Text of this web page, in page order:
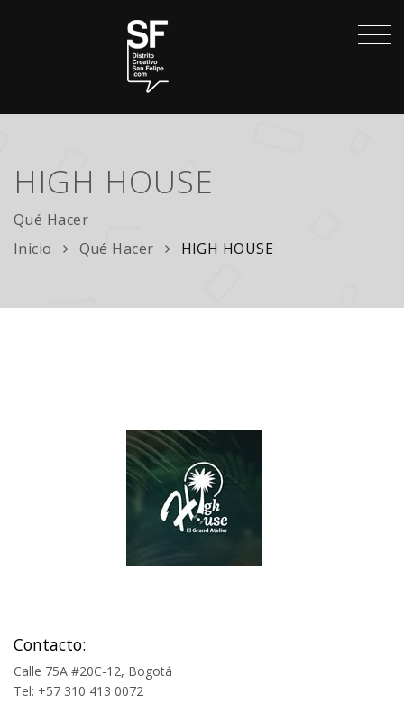
HIGH HOUSE
Qué Hacer
Inicio
Qué Hacer HIGH HOUSE
Contacto:
Calle 75A #20C-12, Bogotá
Tel: +57 310 413 0072